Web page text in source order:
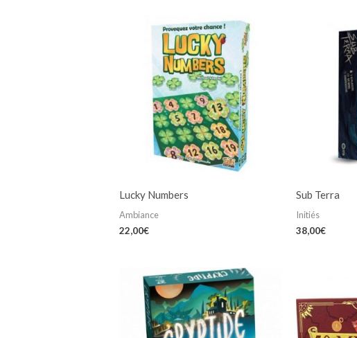
Lucky Numbers
Ambiance
22,00€
Sub Terra
Initiés
38,00€